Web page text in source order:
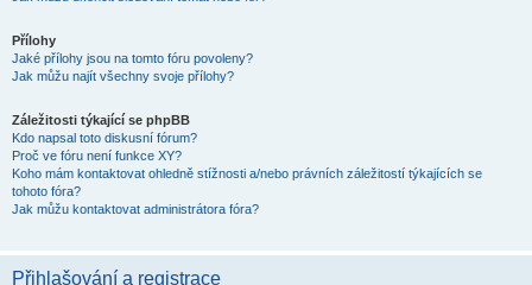
Přílohy
Jaké přílohy jsou na tomto fóru povoleny?
Jak můžu najít všechny svoje přílohy?
Záležitosti týkající se phpBB
Kdo napsal toto diskusní fórum?
Proč ve fóru není funkce XY?
Koho mám kontaktovat ohledně stížnosti a/nebo právních záležitostí týkajících se
tohoto fóra?
Jak můžu kontaktovat administrátora fóra?
Přihlašování a registrace